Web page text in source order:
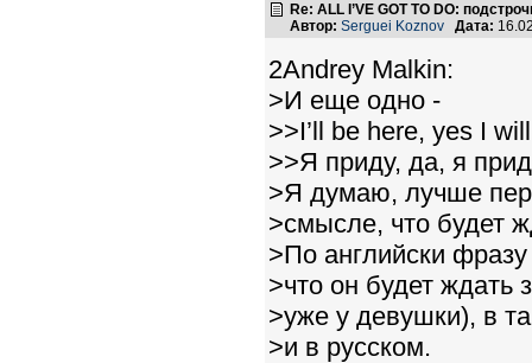
Re: ALL I’VE GOT TO DO:
Автор: Serguei Koznov Дата:
2Andrey Malkin:
>И еще одно -
>>I’ll be here, yes I
>>Я приду, да, я
>Я думаю, лучше
>смысле, что будет
>По английски
>что он будет ждать
>уже у девушки), в
>и в русском.